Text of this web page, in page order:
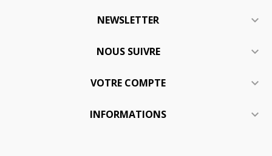
NEWSLETTER 
NOUS SUIVRE 
VOTRE COMPTE 
INFORMATIONS 